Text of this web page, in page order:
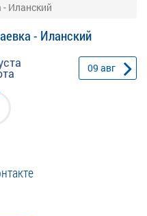
- Иланский
- Иланский
09 авг